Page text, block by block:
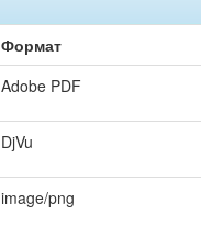
Формат
Adobe PDF
DjVu
image/png